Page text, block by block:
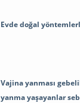
Evde doğal
Vajina yanması
yanma yaşayanlar